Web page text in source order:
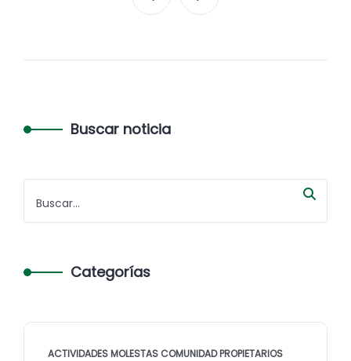
Buscar noticia
Categorías
ACTIVIDADES MOLESTAS COMUNIDAD PROPIETARIOS